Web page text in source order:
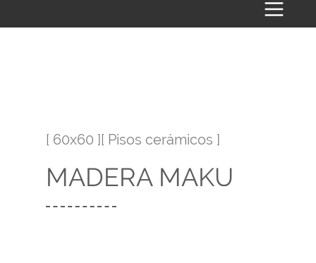
[ 60x60 ][ Pisos cerámicos ]
MADERA MAKU